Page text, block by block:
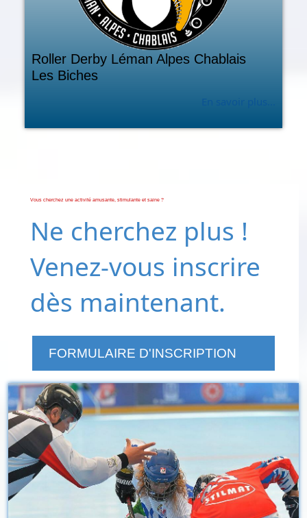
Roller Derby Léman Alpes Chablais
Les Biches
Vous cherchez une activité amusante, stimulante et saine ?
Ne cherchez plus !
Venez-vous inscrire
dès maintenant.
FORMULAIRE D'INSCRIPTION